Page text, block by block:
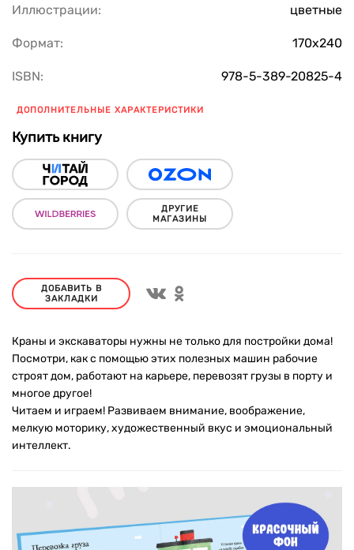
Иллюстрации: цветные
Формат: 170х240
ISBN: 978-5-389-20825-4
ДОПОЛНИТЕЛЬНЫЕ ХАРАКТЕРИСТИКИ
Купить книгу
ДРУГИЕ
МАГАЗИНЫ
ДОБАВИТЬ В
ЗАКЛАДКИ
Краны и экскаваторы нужны не только для постройки дома!
Посмотри, как с помощью этих полезных машин рабочие
строят дом, работают на карьере, перевозят грузы в порту и
многое другое!
Читаем и играем! Развиваем внимание, воображение,
мелкую моторику, художественный вкус и эмоциональный
интеллект.